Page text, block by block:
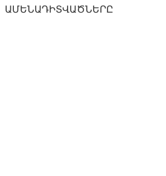
ԱՄԵՆԱԴԻՏՎԱԾՆԵՐԸ